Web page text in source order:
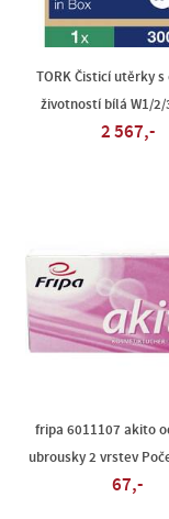
TORK Čisticí utěrky
životností bílá W1/2/
2 567,-
fripa 6011107 akito
ubrousky 2 vrstev
67,-